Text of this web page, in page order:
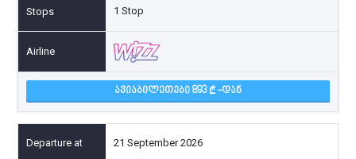
1 Stop
ᲐᲕᲘᲐᲑᲘᲚᲔᲗᲔᲑᲘ 893 -ᲓᲐᲜ
21 September 2026